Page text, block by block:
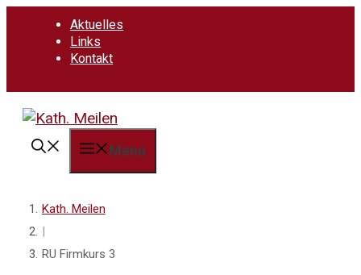
Aktuelles
Links
Kontakt
Menu
Kath. Meilen
|
RU Firmkurs 3